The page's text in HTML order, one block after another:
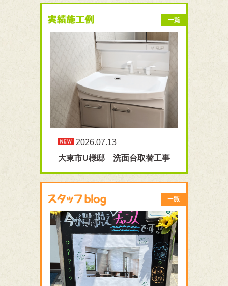
2026.07.13
大東市U様邸 洗面台取替工事